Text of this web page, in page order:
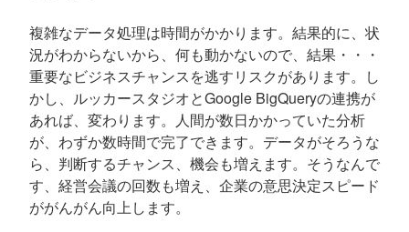
複雑なデータ処理は時間がかかります。結果的に、状
況がわからないから、何も動かないので、結果・・・
重要なビジネスチャンスを逃すリスクがあります。し
かし、ルッカースタジオとGoogle BigQueryの連携が
あれば、変わります。人間が数日かかっていた分析
が、わずか数時間で完了できます。データがそろうな
ら、判断するチャンス、機会も増えます。そうなんで
す、経営会議の回数も増え、企業の意思決定スピード
ががんがん向上します。